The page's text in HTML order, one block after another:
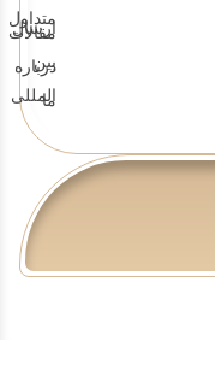
ارسال
بین
المللی
متداول
درباره
ما
مقالات